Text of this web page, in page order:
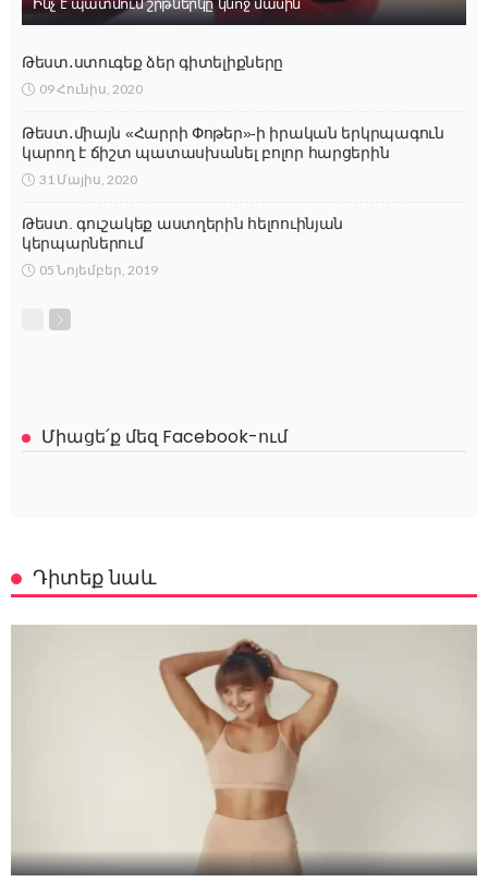
Ինչ է պատմում շրթներկը կնոջ մասին
Թեստ․ստուգեք ձեր գիտելիքները
09 Հունիս, 2020
Թեստ․միայն «Հարրի Փոթեր»-ի իրական երկրպագուն
կարող է ճիշտ պատասխանել բոլոր հարցերին
31 Մայիս, 2020
Թեստ. գուշակեք աստղերին հելոուինյան
կերպարներում
05 Նոյեմբեր, 2019
Միացե՛ք մեզ Facebook-ում
Դիտեք նաև